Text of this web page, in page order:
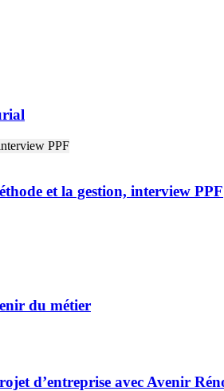
et la gestion, interview PPF
du métier
d’entreprise avec Avenir